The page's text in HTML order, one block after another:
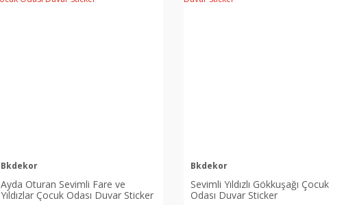
Bkdekor
Ayda Oturan Sevimli Fare ve
Yıldızlar Çocuk Odası Duvar Sticker
Bkdekor
Sevimli Yıldızlı Gökkuşağı Çocuk
Odası Duvar Sticker